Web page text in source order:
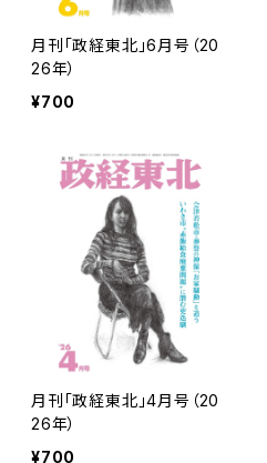
月刊「政経東北」6月号（20
26年）
¥700
月刊「政経東北」4月号（20
26年）
¥700